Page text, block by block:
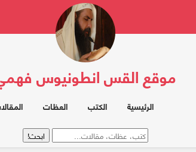
موقع القس انطونيوس
الرئيسية الكتب العظات